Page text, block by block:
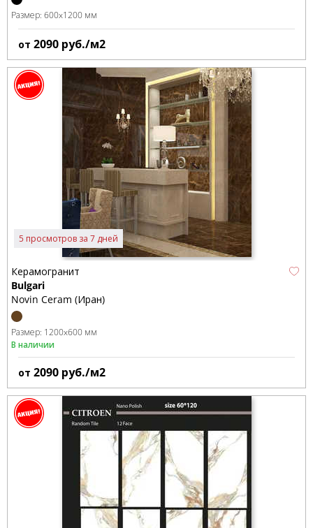
Размер: 600x1200 мм
от 2090 руб./м2
5 просмотров за 7 дней
Керамогранит
Bulgari
Novin Ceram (Иран)
Размер: 1200x600 мм
В наличии
от 2090 руб./м2